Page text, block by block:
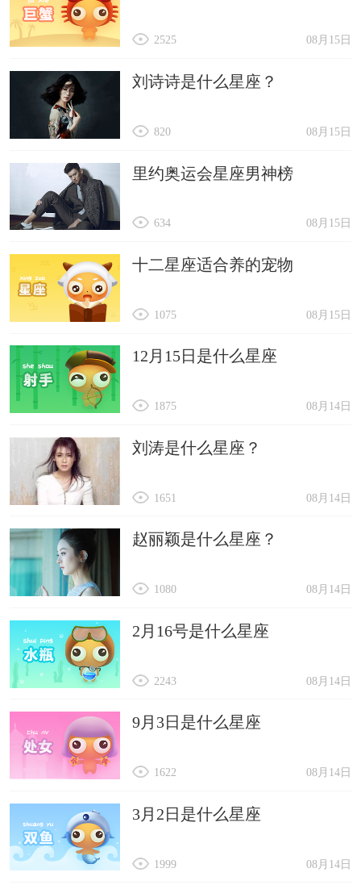
08月15日
2525
刘诗诗是什么星座？
08月15日
820
里约奥运会星座男神榜
08月15日
634
十二星座适合养的宠物
08月15日
1075
12月15日是什么星座
08月14日
1875
刘涛是什么星座？
08月14日
1651
赵丽颖是什么星座？
08月14日
1080
2月16号是什么星座
08月14日
2243
9月3日是什么星座
08月14日
1622
3月2日是什么星座
08月14日
1999